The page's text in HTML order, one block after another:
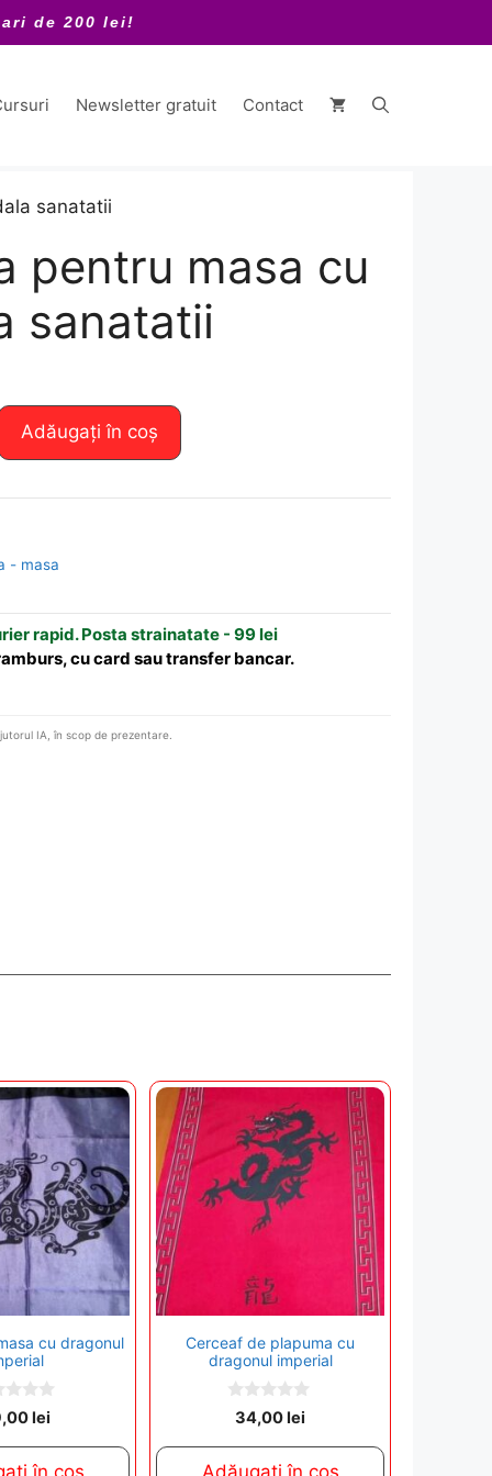
de 200 lei!
Newsletter gratuit Contact
sanatatii
pentru masa cu
sanatatii
Adăugați în coș
- masa
rapid. Posta strainatate - 99 lei
cu card sau transfer bancar.
IA, în scop de prezentare.
cu dragonul
lei
Cerceaf de plapuma cu
dragonul imperial
o34,00 lei